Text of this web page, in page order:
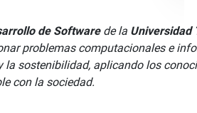
de Softwarede la Universidad
problemas computacionales e
la sostenibilidad, aplicando los
con la sociedad.